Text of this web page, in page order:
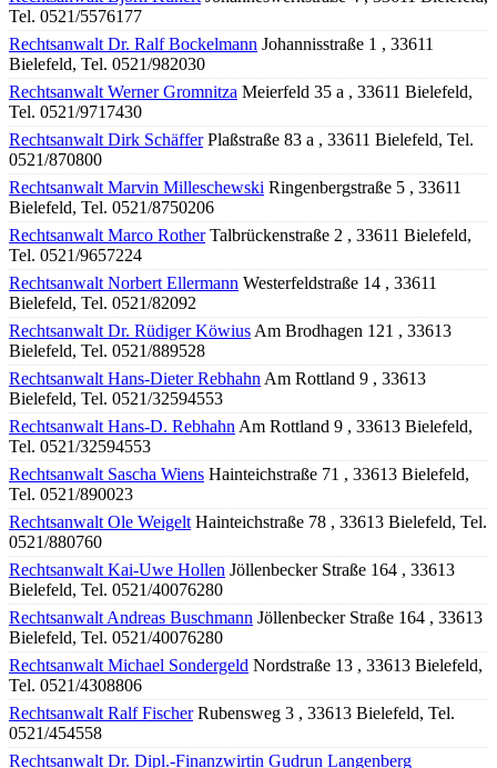
Tel. 0521/5576177
Rechtsanwalt Dr. Ralf Bockelmann Johannisstraße 1 , 33611
Bielefeld, Tel. 0521/982030
Rechtsanwalt Werner Gromnitza Meierfeld 35 a , 33611 Bielefeld,
Tel. 0521/9717430
Rechtsanwalt Dirk SchäfferPlaßstraße 83 a , 33611 Bielefeld, Tel.
0521/870800
Rechtsanwalt Marvin Milleschewski Ringenbergstraße 5 , 33611
Bielefeld, Tel. 0521/8750206
Rechtsanwalt Marco RotherTalbrückenstraße 2 , 33611 Bielefeld,
Tel. 0521/9657224
Rechtsanwalt Norbert Ellermann Westerfeldstraße 14 , 33611
Bielefeld, Tel. 0521/82092
Rechtsanwalt Dr. Rüdiger Köwius Am Brodhagen 121 , 33613
Bielefeld, Tel. 0521/889528
Rechtsanwalt Hans-Dieter Rebhahn Am Rottland 9 , 33613
Bielefeld, Tel. 0521/32594553
Rechtsanwalt Hans-D. Rebhahn Am Rottland 9 , 33613 Bielefeld,
Tel. 0521/32594553
Rechtsanwalt Sascha Wiens Hainteichstraße 71 , 33613 Bielefeld,
Tel. 0521/890023
Rechtsanwalt Ole Weigelt Hainteichstraße 78 , 33613 Bielefeld, Tel.
0521/880760
Rechtsanwalt Kai-Uwe Hollen Jöllenbecker Straße 164 , 33613
Bielefeld, Tel. 0521/40076280
Rechtsanwalt Andreas Buschmann Jöllenbecker Straße 164 , 33613
Bielefeld, Tel. 0521/40076280
Rechtsanwalt Michael Sondergeld Nordstraße 13 , 33613 Bielefeld,
Tel. 0521/4308806
Rechtsanwalt Ralf FischerRubensweg 3 , 33613 Bielefeld, Tel.
0521/454558
Rechtsanwalt Dr. Dipl.-Finanzwirtin Gudrun Langenberg